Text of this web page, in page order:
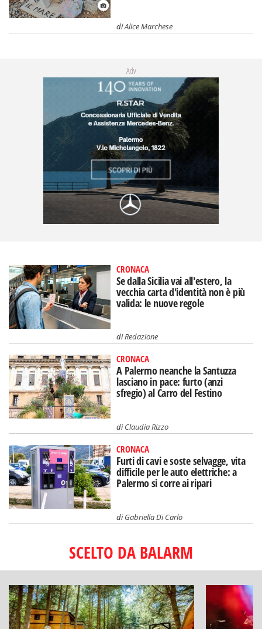
diAlice Marchese
Adv
CRONACA
Se dalla Sicilia vai all'estero, la
vecchia carta d'identità non è più
valida: le nuove regole
diRedazione
CRONACA
A Palermo neanche la Santuzza
lasciano in pace: furto (anzi
sfregio) al Carro del Festino
diClaudia Rizzo
CRONACA
Furti di cavi e soste selvagge, vita
difficile per le auto elettriche: a
Palermo si corre ai ripari
diGabriella Di Carlo
SCELTO DA BALARM